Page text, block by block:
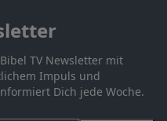
TV Newsletter mit
Impuls und
Dich jede Woche.